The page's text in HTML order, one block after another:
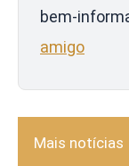
bem-
amigo
Mais notícias